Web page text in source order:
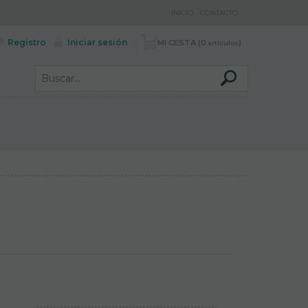
Registro Iniciar sesión MI CESTA 0 artículos
INICIO CONTACTO